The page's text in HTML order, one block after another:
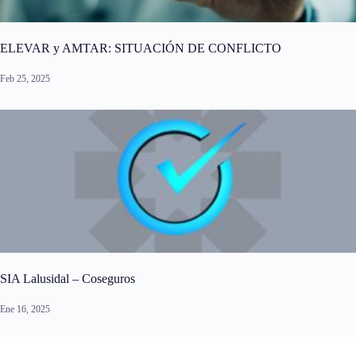
ELEVAR y AMTAR: SITUACIÓN DE CONFLICTO
Feb 25, 2025
SIA Lalusidal – Coseguros
Ene 16, 2025